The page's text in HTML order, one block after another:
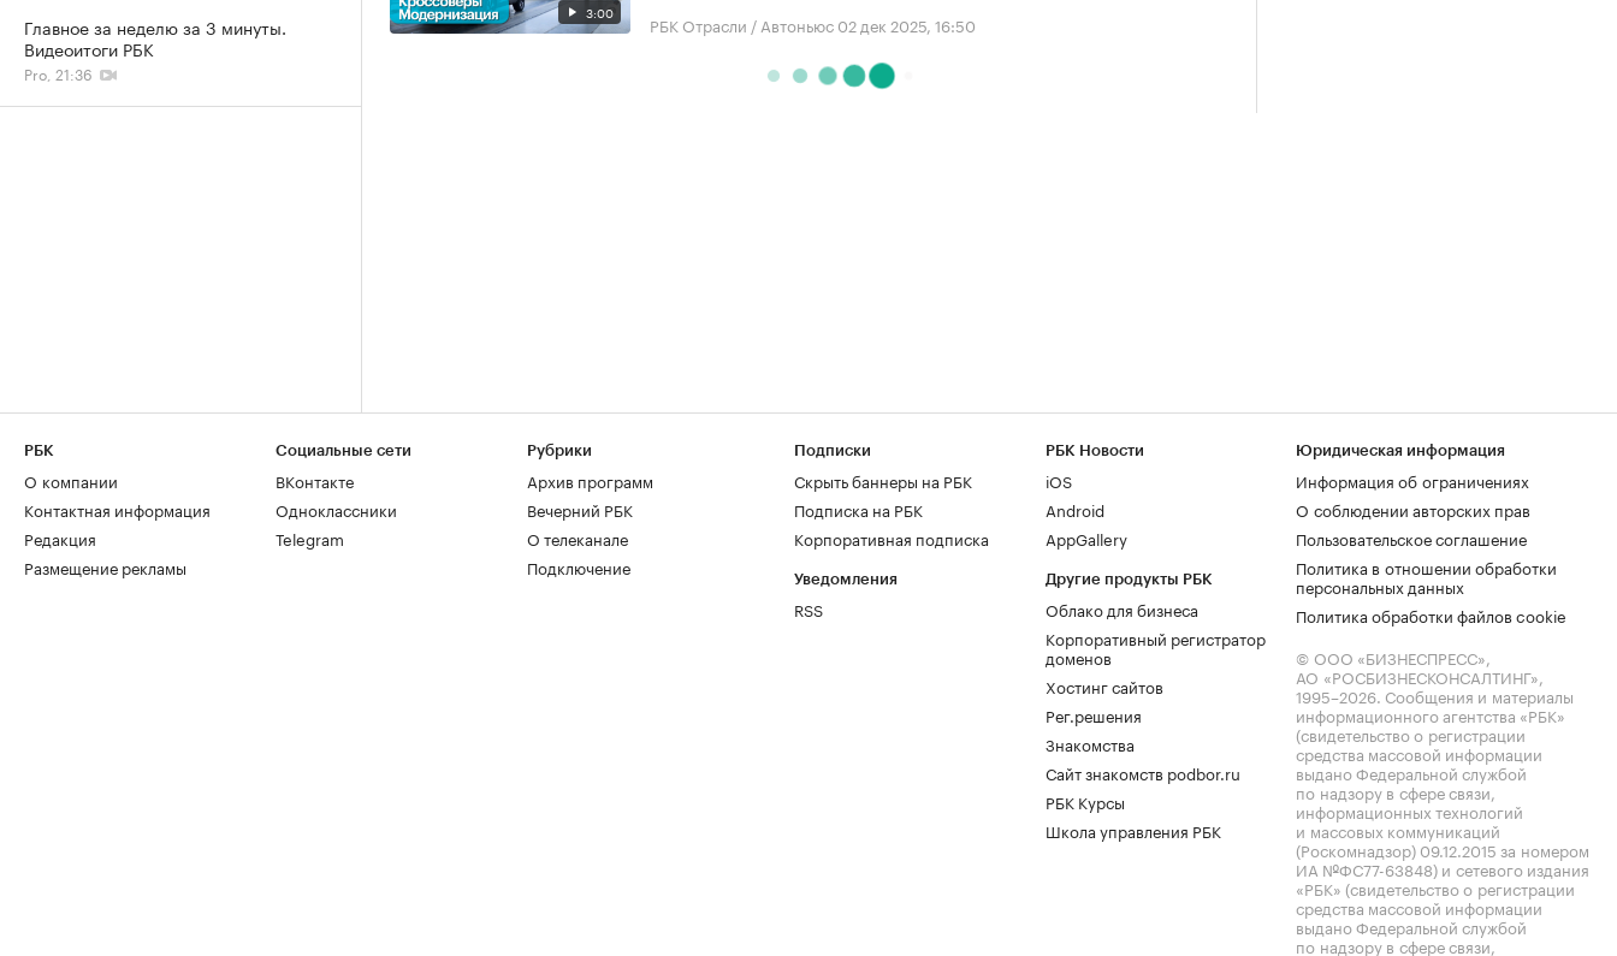
3:00 РБК Отрасли / Автоньюс 02 дек 2025, 16:50
Главное за неделю за 3 минуты.
Видеоитоги РБК
Pro, 21:36
РБК
О компании
Контактная информация
Редакция
Размещение рекламы
Социальные сети
ВКонтакте
Одноклассники
Telegram
Рубрики
Архив программ
Вечерний РБК
О телеканале
Подключение
Подписки
Скрыть баннеры на РБК
Подписка на РБК
Корпоративная подписка
Уведомления
RSS
РБК Новости
iOS
Android
AppGallery
Другие продукты РБК
Облако для бизнеса
Корпоративный регистратор
доменов
Хостинг сайтов
Рег.решения
Знакомства
Сайт знакомств podbor.ru
РБК Курсы
Школа управления РБК
Юридическая информация
Информация об ограничениях
О соблюдении авторских прав
Пользовательское соглашение
Политика в отношении обработки
персональных данных
Политика обработки файлов cookie
© ООО «БИЗНЕСПРЕСС»,
АО «РОСБИЗНЕСКОНСАЛТИНГ»,
1995–2026. Сообщения и материалы
информационного агентства «РБК»
(свидетельство о регистрации
средства массовой информации
выдано Федеральной службой
по надзору в сфере связи,
информационных технологий
и массовых коммуникаций
(Роскомнадзор) 09.12.2015 за номером
ИА №ФС77-63848) и сетевого издания
«РБК» (свидетельство о регистрации
средства массовой информации
выдано Федеральной службой
по надзору в сфере связи,